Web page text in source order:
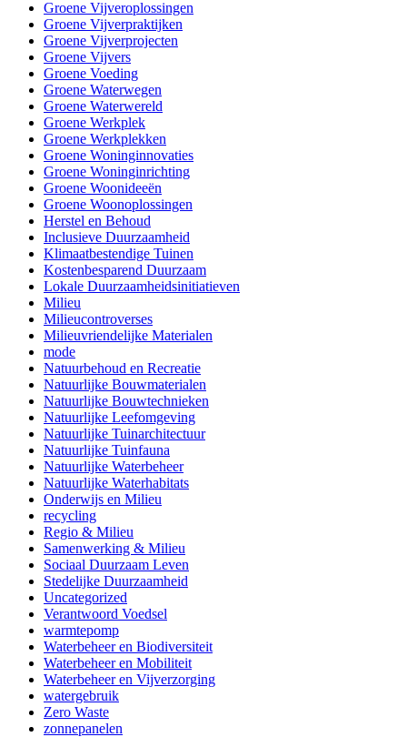
Groene Vijveroplossingen
Groene Vijverpraktijken
Groene Vijverprojecten
Groene Vijvers
Groene Voeding
Groene Waterwegen
Groene Waterwereld
Groene Werkplek
Groene Werkplekken
Groene Woninginnovaties
Groene Woninginrichting
Groene Woonideeën
Groene Woonoplossingen
Herstel en Behoud
Inclusieve Duurzaamheid
Klimaatbestendige Tuinen
Kostenbesparend Duurzaam
Lokale Duurzaamheidsinitiatieven
Milieu
Milieucontroverses
Milieuvriendelijke Materialen
mode
Natuurbehoud en Recreatie
Natuurlijke Bouwmaterialen
Natuurlijke Bouwtechnieken
Natuurlijke Leefomgeving
Natuurlijke Tuinarchitectuur
Natuurlijke Tuinfauna
Natuurlijke Waterbeheer
Natuurlijke Waterhabitats
Onderwijs en Milieu
recycling
Regio & Milieu
Samenwerking & Milieu
Sociaal Duurzaam Leven
Stedelijke Duurzaamheid
Uncategorized
Verantwoord Voedsel
warmtepomp
Waterbeheer en Biodiversiteit
Waterbeheer en Mobiliteit
Waterbeheer en Vijverzorging
watergebruik
Zero Waste
zonnepanelen